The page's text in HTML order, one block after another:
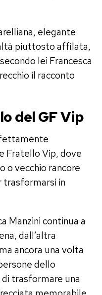
elegante
piuttosto affilata,
lei Francesca
il racconto
del GF Vip
Fratello Vip, dove
o vecchio rancore
trasformarsi in
Manzini continua a
dall’altra
ancora una volta
dello
trasformare una